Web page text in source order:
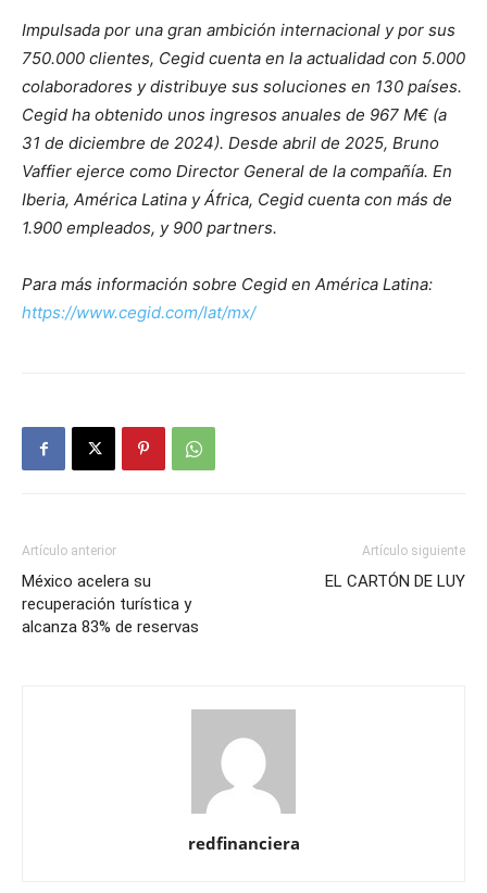
Impulsada por una gran ambición internacional y por sus
750.000 clientes, Cegid cuenta en la actualidad con 5.000
colaboradores y distribuye sus soluciones en 130 países.
Cegid ha obtenido unos ingresos anuales de 967 M€ (a
31 de diciembre de 2024). Desde abril de 2025, Bruno
Vaffier ejerce como Director General de la compañía. En
Iberia, América Latina y África, Cegid cuenta con más de
1.900 empleados, y 900 partners.
Para más información sobre Cegid en América Latina:
https://www.cegid.com/lat/mx/
Artículo anterior
México acelera su
recuperación turística y
alcanza 83% de reservas
Artículo siguiente
EL CARTÓN DE LUY
redfinanciera